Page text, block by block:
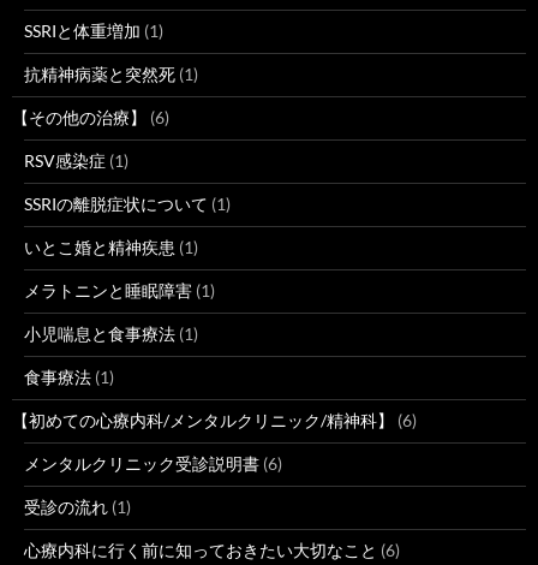
SSRIと体重増加 (1)
抗精神病薬と突然死 (1)
【その他の治療】 (6)
RSV感染症 (1)
SSRIの離脱症状について (1)
いとこ婚と精神疾患 (1)
メラトニンと睡眠障害 (1)
小児喘息と食事療法 (1)
食事療法 (1)
【初めての心療内科/メンタルクリニック/精神科】 (6)
メンタルクリニック受診説明書 (6)
受診の流れ (1)
心療内科に行く前に知っておきたい大切なこと (6)